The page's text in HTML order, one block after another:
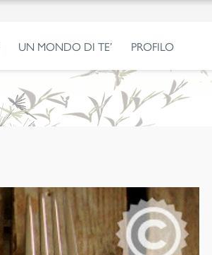
UN MONDO DI TE’ PROFILO